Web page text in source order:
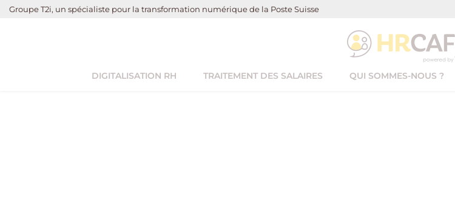
DIGITALISATION RH TRAITEMENT DES SALAIRES QUI SOMMES-NOUS ?
Groupe T2i, un spécialiste pour la transformation numérique de la Poste Suisse